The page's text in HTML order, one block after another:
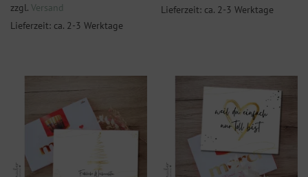
zzgl. Versand
Lieferzeit: ca. 2-3 Werktage
Lieferzeit: ca. 2-3 Werktage